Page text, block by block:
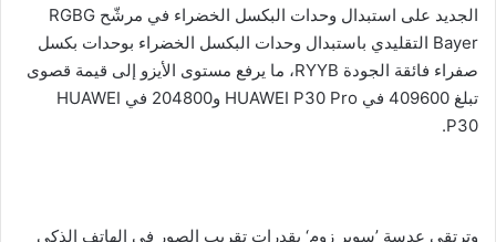
الجديد على استبدال وحدات البكسل الخضراء في مرشّح RGBG
Bayer التقليدي باستبدال وحدات البكسل الخضراء بوحدات بكسل
صفراء فائقة الجودة RYYB، ما يرفع مستوى الأيزو إلى قيمة قصوى
تبلغ 409600 في HUAWEI P30 Pro و204800 في HUAWEI
P30.
وترتقي عدسة ’سوبر زوم‘ بقدرات تقريب الصور في الهاتف الذكي